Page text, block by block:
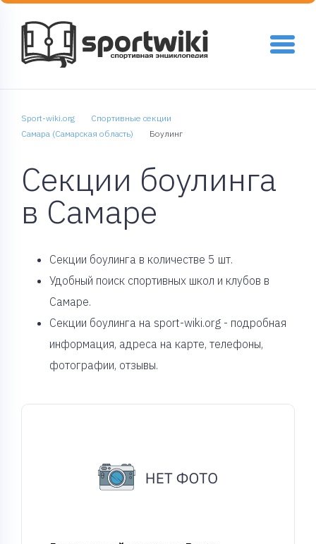
Sport-wiki.org
Спортивные секции
Самара (Самарская область)
Боулинг
Секции боулинга
в Самаре
Cекции боулинга в количестве 5 шт.
Удобный поиск спортивных школ и клубов в
Самаре.
Секции боулинга на sport-wiki.org - подробная
информация, адреса на карте, телефоны,
фотографии, отзывы.